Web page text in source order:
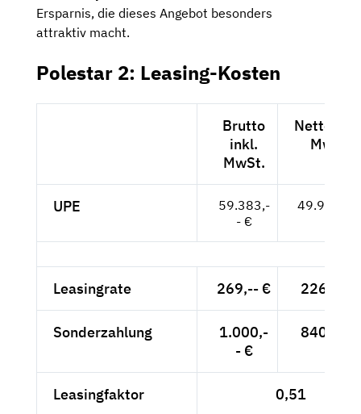
Ersparnis, die dieses Angebot besonders
attraktiv macht.
Polestar 2: Leasing-Kosten
Brutto
inkl.
MwSt.
Netto
MwSt.
UPE
59.383,-
- €
49.902,--
Leasingrate 269,-- € 226,05 €
Sonderzahlung
1.000,-
- €
840,34 €
Leasingfaktor 0,51